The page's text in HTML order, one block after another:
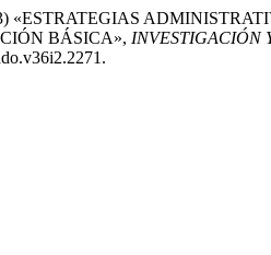
«ESTRATEGIAS
BÁSICA», INVESTIGACIÓN